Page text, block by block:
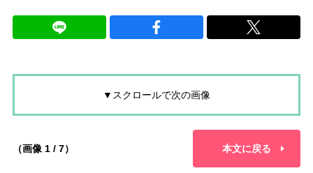
▼スクロールで次の画像
（画像 1 / 7） 本文に戻る